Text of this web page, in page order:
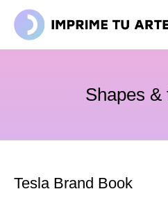
Shapes &
Tesla Brand Book